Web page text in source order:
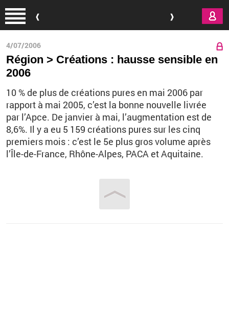
4/07/2006
Région > Créations : hausse sensible en
2006
10 % de plus de créations pures en mai 2006 par
rapport à mai 2005, c’est la bonne nouvelle livrée
par l’Apce. De janvier à mai, l’augmentation est de
8,6%. Il y a eu 5 159 créations pures sur les cinq
premiers mois : c’est le 5e plus gros volume après
l’Île-de-France, Rhône-Alpes, PACA et Aquitaine.